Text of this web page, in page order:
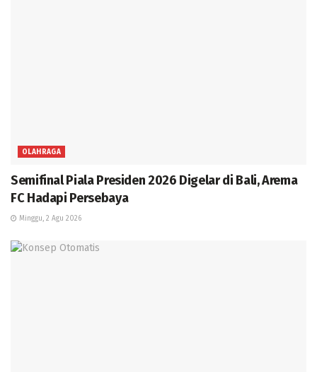
OLAHRAGA
Semifinal Piala Presiden 2026 Digelar di Bali, Arema
FC Hadapi Persebaya
Minggu, 2 Agu 2026